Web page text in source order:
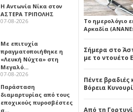
Η Αντωνία Νίκα στον
ΑΣΤΕΡΑ ΤΡΙΠΟΛΗΣ
07-08-2026
Με επιτυχία
πραγματοποιήθηκε η
«Λευκή Νύχτα» στη
Μεγαλό…
07-08-2026
Παράσταση
διαμαρτυρίας από τους
εποχικούς πυροσβέστες
σ…
Το ημερολόγιο
Αρκαδία
Σήμερα στο
με το ντουέτο
Πέντε
Βόρεια
Από τη